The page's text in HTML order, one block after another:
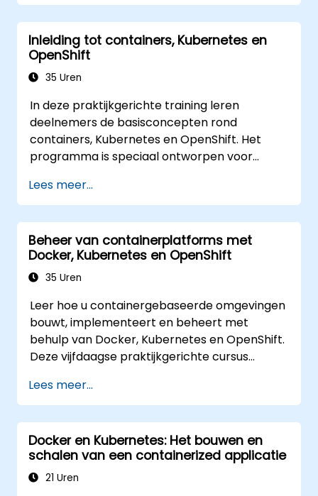
Inleiding tot containers, Kubernetes en
OpenShift
35 Uren
In deze praktijkgerichte training leren
deelnemers de basisconcepten rond
containers, Kubernetes en OpenShift. Het
programma is speciaal ontworpen voor
IT-professionals. Zij komen te weten hoe men
containergebaseerde applicaties bouwt,
workloads implementeert, Kubernetes-
resources beheert en OpenShift gebruikt om
efficiënt moderne toepassingen in cloud- en
hybride omgevingen uit te leveren.
Lees meer...
Beheer van containerplatforms met
Docker, Kubernetes en OpenShift
35 Uren
Leer hoe u containergebaseerde omgevingen
bouwt, implementeert en beheert met
behulp van Docker, Kubernetes en OpenShift.
Deze vijfdaagse praktijkgerichte cursus
workloads in Kubernetes, netwerking en
opslag, beveiliging, monitoring en
daadwerkelijk OpenShift-beheer. Deelnemers
verwerven de vaardigheden die nodig zijn om
moderne containerplatforms te runnen en
problemen bij toepassingen zowel in
Lees meer...
Docker en Kubernetes: Het bouwen en
schalen van een containerized applicatie
21 Uren